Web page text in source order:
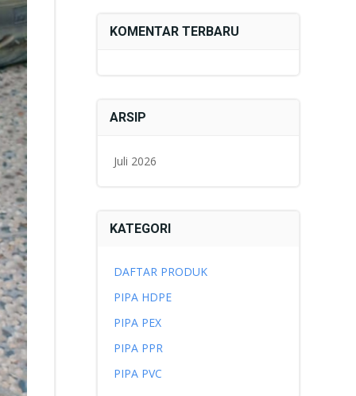
KOMENTAR TERBARU
ARSIP
Juli 2026
KATEGORI
DAFTAR PRODUK
PIPA HDPE
PIPA PEX
PIPA PPR
PIPA PVC